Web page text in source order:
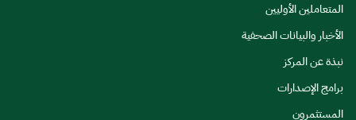
المتعاملين الأوليين
الأخبار والبيانات الصحفية
نبذة عن المركز
برامج الإصدارات
المستثمرون